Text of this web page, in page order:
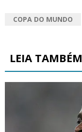
COPA DO MUNDO
LEIA TAMBÉM